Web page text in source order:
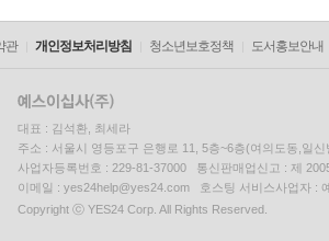
관 개인정보처리방침 청소년보호정책 도서홍보안내
대표 : 김석환, 최세라
주소 : 서울시 영등포구 은행로 11, 5층~6층(여의도동,일신
사업자등록번호 : 229-81-37000 통신판매업신고 : 제
이메일 : yes24help@yes24.com 호스팅 서비스사업자 :
Copyright ⓒ YES24 Corp. All Rights Reserved.